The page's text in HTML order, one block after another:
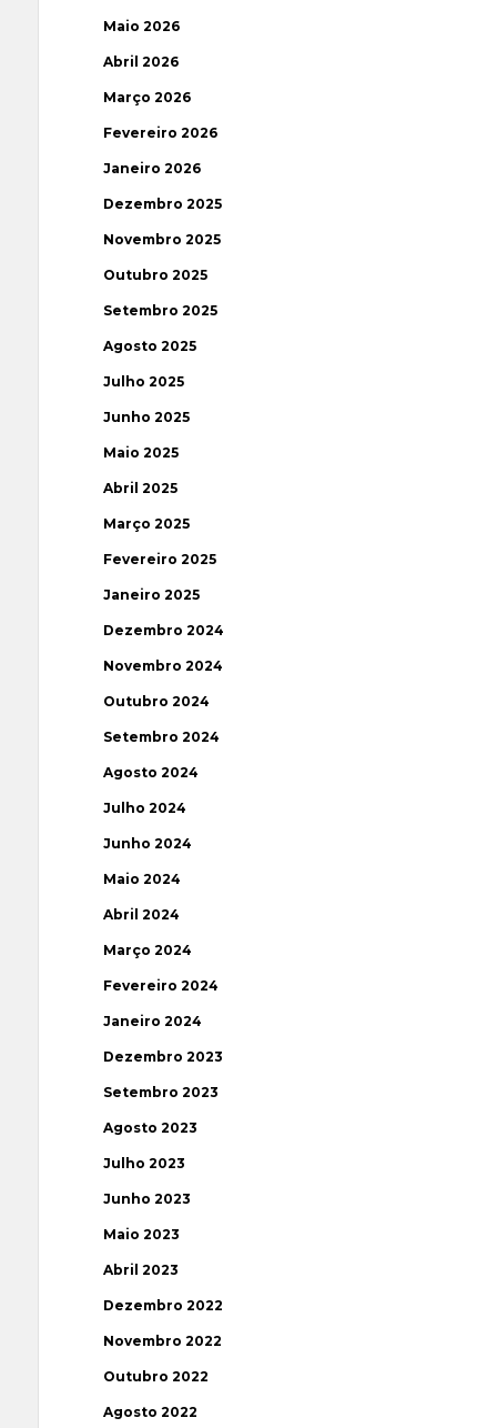
Maio 2026
Abril 2026
Março 2026
Fevereiro 2026
Janeiro 2026
Dezembro 2025
Novembro 2025
Outubro 2025
Setembro 2025
Agosto 2025
Julho 2025
Junho 2025
Maio 2025
Abril 2025
Março 2025
Fevereiro 2025
Janeiro 2025
Dezembro 2024
Novembro 2024
Outubro 2024
Setembro 2024
Agosto 2024
Julho 2024
Junho 2024
Maio 2024
Abril 2024
Março 2024
Fevereiro 2024
Janeiro 2024
Dezembro 2023
Setembro 2023
Agosto 2023
Julho 2023
Junho 2023
Maio 2023
Abril 2023
Dezembro 2022
Novembro 2022
Outubro 2022
Agosto 2022